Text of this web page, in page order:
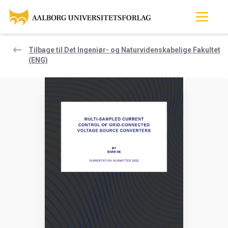
Tilbage til Det Ingeniør- og Naturvidenskabelige Fakultet
(ENG)